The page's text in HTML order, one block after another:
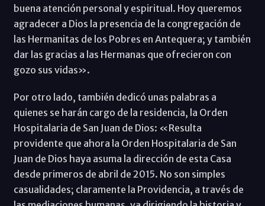
buena atención personal y espiritual. Hoy queremos
agradecer a Dios la presencia de la congregación de
las Hermanitas de los Pobres en Antequera; y también
dar las gracias a las Hermanas que ofrecieron con
gozo sus vidas».
Por otro lado, también dedicó unas palabras a
quienes se harán cargo de la residencia, la Orden
Hospitalaria de San Juan de Dios: «Resulta
providente que ahora la Orden Hospitalaria de San
Juan de Dios haya asuma la dirección de esta Casa
desde primeros de abril de 2015. No son simples
casualidades; claramente la Providencia, a través de